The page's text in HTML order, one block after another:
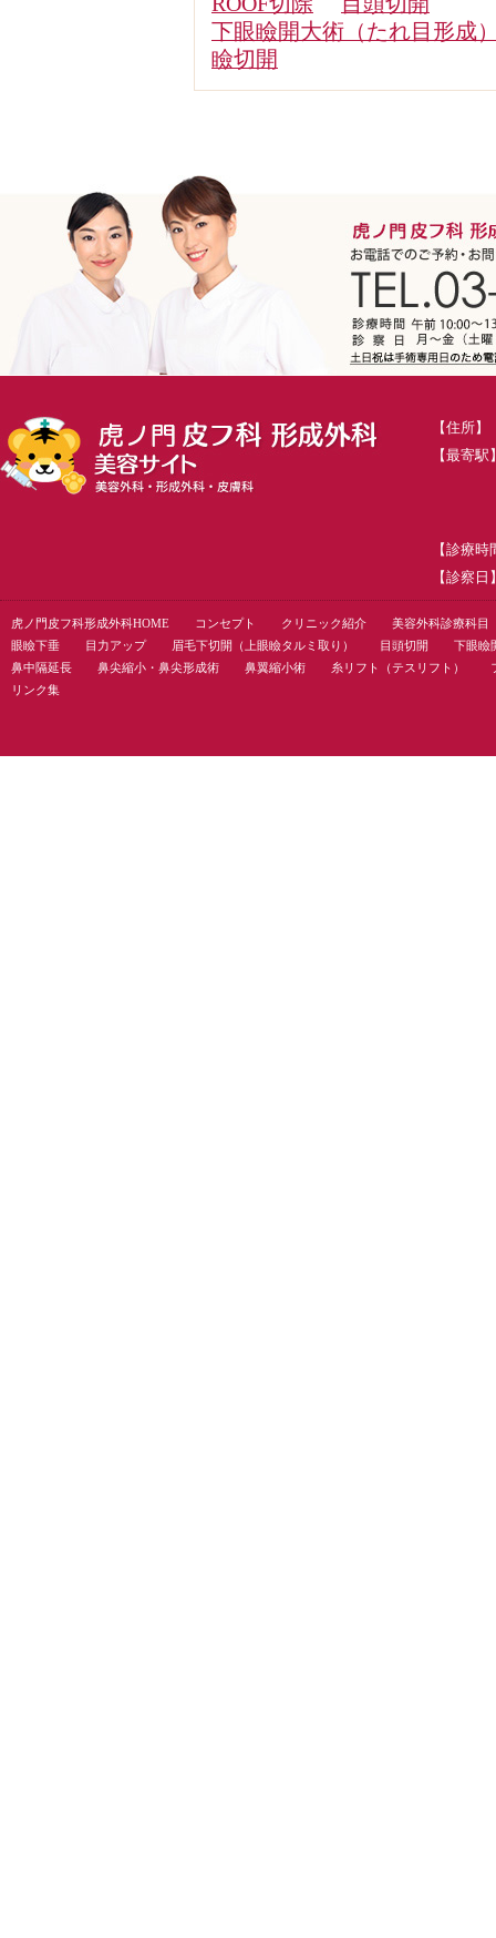
下眼瞼開大術（たれ目形成
瞼切開
【住所】
【最寄駅
【診療時
【診察日
虎ノ門皮フ科形成外科HOME コンセプト クリニック紹介
美容外科診療科目
眼瞼下垂
目力アップ 眉毛下切開（上眼瞼タルミ取り） 目頭切開
下眼瞼
鼻中隔延長
鼻尖縮小・鼻尖形成術 鼻翼縮小術 糸リフト（テスリフト）
リンク集